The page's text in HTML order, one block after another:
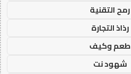
رمح التقنية
رذاذ التجارة
طعم وكيف
شهود نت